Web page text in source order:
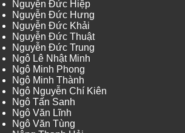
Nguyễn Đức Hiệp
Nguyễn Đức Hưng
Nguyễn Đức Khải
Nguyễn Đức Thuật
Nguyễn Đức Trung
Ngô Lê Nhật Minh
Ngô Minh Phong
Ngô Minh Thành
Ngô Nguyễn Chí Kiên
Ngô Tấn Sanh
Ngô Văn Lĩnh
Ngô Văn Tùng